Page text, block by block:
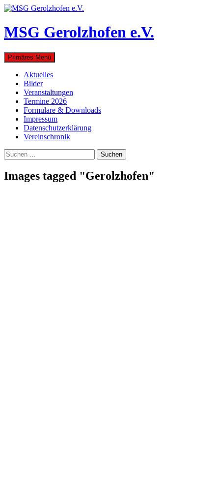
Zum
springen
MSG Gerolzhofen e.V.
Suchen
Primäres Menü
Aktuelles
Bilder
Veranstaltungen
Termine 2026
Formulare & Downloads
Impressum
Datenschutzerklärung
Vereinschronik
Suchen
nach:
Images tagged "Gerolzhofen"